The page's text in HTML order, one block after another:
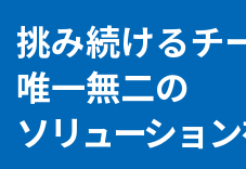
挑み続けるチ
唯一無二の
ソリューション